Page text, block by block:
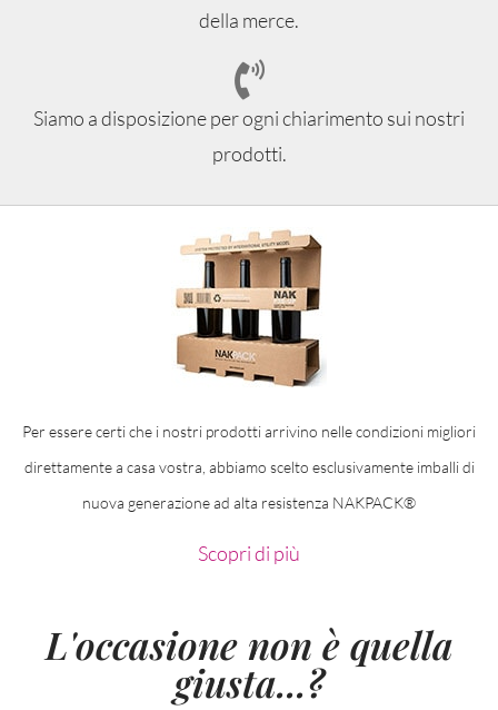
della merce.
Siamo a disposizione per ogni chiarimento sui nostri
prodotti.
Per essere certi che i nostri prodotti arrivino nelle condizioni migliori
direttamente a casa vostra, abbiamo scelto esclusivamente imballi di
nuova generazione ad alta resistenza NAKPACK®
Scopri di più
L'occasione non è quella
giusta...?